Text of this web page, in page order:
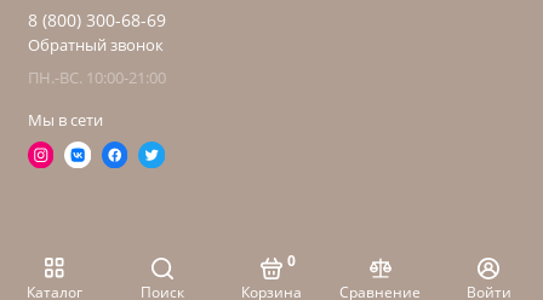
Каталог Поиск Корзина
0
Сравнение
Войти
8 (800) 300-68-69
Обратный звонок
ПН.-ВС. 10:00-21:00
Мы в сети